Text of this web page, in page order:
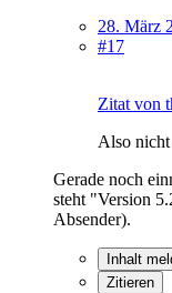
28. März
#17
Zitat von
Also nicht
Gerade noch
steht "Version
Absender).
Inhalt
Zitieren